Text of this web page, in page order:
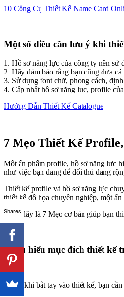
10 Công Cụ Thiết Kế Name Card
Một số điều cần lưu ý khi
1. Hồ sơ năng lực của công ty nên sử
2. Hãy đảm bảo rằng bạn cũng đưa
3. Sử dụng font chữ, phong cách,
4. Cập nhật hồ sơ năng lực, profile
Hướng Dẫn Thiết Kế Catalogue
7 Mẹo Thiết Kế
Một ấn phẩm profile, hồ sơ năng lực
như việc bạn đang để đối thủ dang
Thiết kế profile và hồ sơ năng lực
thiết kế đồ họa chuyên nghiệp, một
Dưới đây là 7 Mẹo cơ bản giúp bạn
Thấu hiểu mục đích thiết kế
Trước khi bắt tay vào thiết kế, bạn
Shares